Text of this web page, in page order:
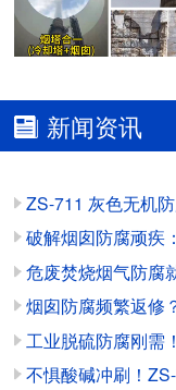
志盛防腐：破解“
一”腐蚀难题的关
ZS-1034耐酸碱
料：守护电厂翅
的高效秘诀
新闻资讯
ZS-711 灰色无机
氯工况长效防护
破解烟囱防腐顽疾
防护屏障
危废焚烧烟气防腐
化涂料
烟囱防腐频繁返修
根治
工业脱硫防腐刚需
高硬耐磨防腐涂料
不惧酸碱冲刷！